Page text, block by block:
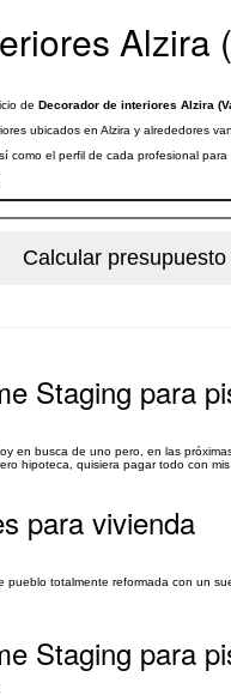
Alzira
de Decorador de interiores Alzira
ubicados en Alzira y alrededores
como el perfil de cada profesional
Staging para
en busca de uno pero, en las
hipoteca, quisiera pagar todo con
para vivienda
totalmente reformada con un
Staging para